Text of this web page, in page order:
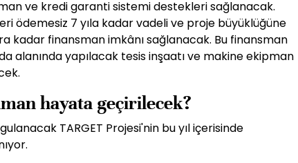
ve kredi garanti sistemi destekleri sağlanacak.
ödemesiz 7 yıla kadar vadeli ve proje büyüklüğüne
kadar finansman imkânı sağlanacak. Bu finansman
alanında yapılacak tesis inşaatı ve makine ekipman
hayata geçirilecek?
TARGET Projesi'nin bu yıl içerisinde